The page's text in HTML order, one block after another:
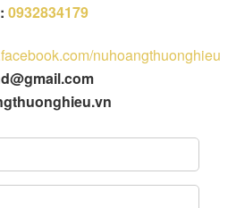
0932834179
nuhoangthuonghieu